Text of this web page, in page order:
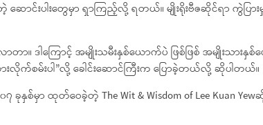
ောင်းပါးတွေမှာ ရှာကြည့်လို့ ရတယ်။ မျိုးရိုးဗီဇဆိုင်ရာ ကွဲပြား
ာ။ ဒါကြောင့် အမျိုးသမီးနှစ်ယောက်ပဲ ဖြစ်ဖြစ် အမျိုးသားနှစ်
မ်းပါ”လို့ ခေါင်းဆောင်ကြီးက ပြောခဲ့တယ်လို့ ဆိုပါတယ်။
ခုနှစ်မှာ ထုတ်ဝေခဲ့တဲ့ The Wit & Wisdom of Lee Kuan